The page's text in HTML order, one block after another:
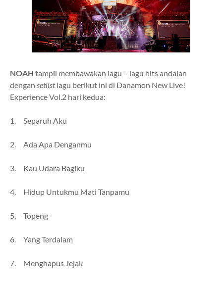
NOAH tampil membawakan lagu – lagu hits andalan
dengan setlistlagu berikut ini di Danamon New Live!
Experience Vol.2 hari kedua:
1. Separuh Aku
2. Ada Apa Denganmu
3. Kau Udara Bagiku
4. Hidup Untukmu Mati Tanpamu
5. Topeng
6. Yang Terdalam
7. Menghapus Jejak